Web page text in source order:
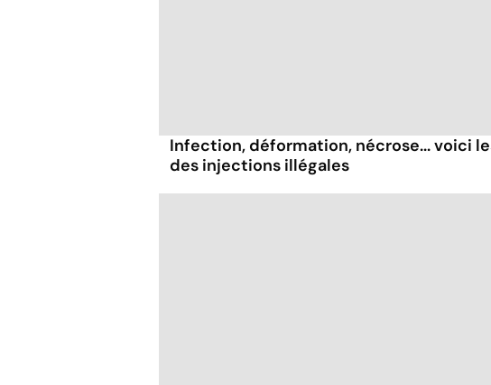
Infection, déformation, nécrose... voici
des injections illégales